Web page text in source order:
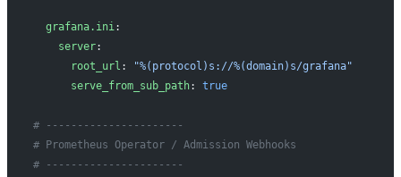
  grafana.ini
:
    server
:
      root_url
:
"%(protocol)s://%(domain)s/grafana"
      serve_from_sub_path
: true
# ----------------------
# Prometheus Operator / Admission Webhooks
# ----------------------